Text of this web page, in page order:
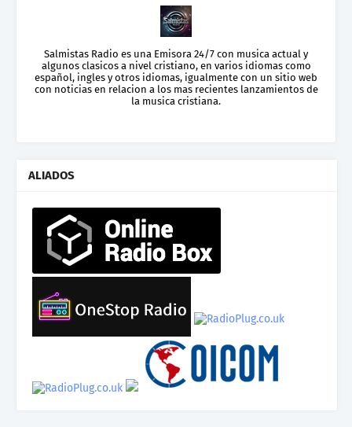
Salmistas Radio es una Emisora 24/7 con musica actual y
algunos clasicos a nivel cristiano, en varios idiomas como
español, ingles y otros idiomas, igualmente con un sitio web
con noticias en relacion a los mas recientes lanzamientos de
la musica cristiana.
ALIADOS